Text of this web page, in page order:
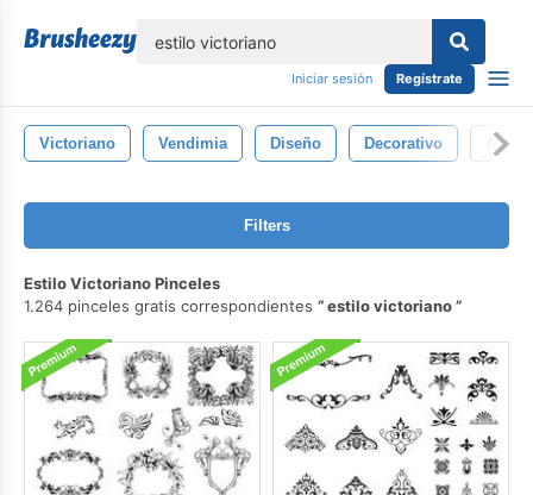
Iniciar sesión Regístrate
Victoriano Vendimia Diseño Decorativo Art
Filters
Estilo Victoriano Pinceles
1.264 pinceles gratis correspondientes
estilo victoriano